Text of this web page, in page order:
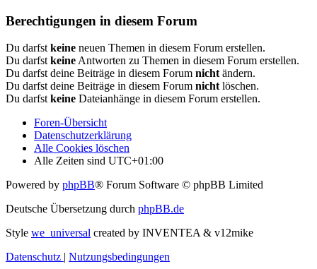
Berechtigungen in diesem Forum
Du darfst keine neuen Themen in diesem Forum erstellen.
Du darfst keine Antworten zu Themen in diesem Forum erstellen.
Du darfst deine Beiträge in diesem Forum nicht ändern.
Du darfst deine Beiträge in diesem Forum nicht löschen.
Du darfst keine Dateianhänge in diesem Forum erstellen.
Foren-Übersicht
Datenschutzerklärung
Alle Cookies löschen
Alle Zeiten sind UTC+01:00
Powered by phpBB® Forum Software © phpBB Limited
Deutsche Übersetzung durch phpBB.de
Style we_universal created by INVENTEA & v12mike
Datenschutz | Nutzungsbedingungen